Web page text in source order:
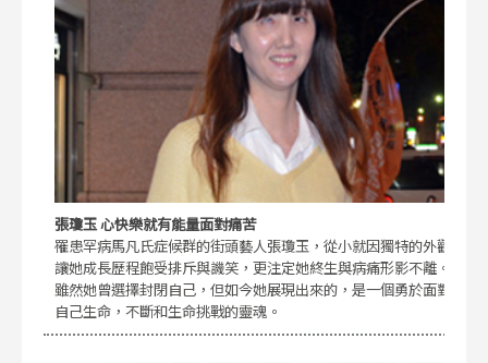
張瓊玉 心快樂就有能量面對痛苦
罹患罕病馬凡氏症候群的街頭藝人張瓊玉，從小就因獨特的外觀
讓她成長歷程飽受排斥與譏笑，更注定她終生與病痛形影不離。
雖然她曾選擇封閉自己，但如今她展現出來的，是一個勇於面對
自己生命，不斷和生命挑戰的靈魂。